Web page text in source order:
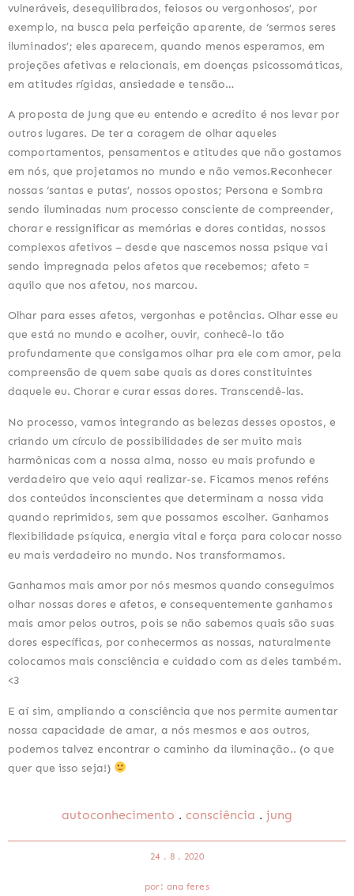
vulneráveis, desequilibrados, feiosos ou vergonhosos’, por
exemplo, na busca pela perfeição aparente, de ‘sermos seres
iluminados’; eles aparecem, quando menos esperamos, em
projeções afetivas e relacionais, em doenças psicossomáticas,
em atitudes rígidas, ansiedade e tensão…
A proposta de Jung que eu entendo e acredito é nos levar por
outros lugares. De ter a coragem de olhar aqueles
comportamentos, pensamentos e atitudes que não gostamos
em nós, que projetamos no mundo e não vemos.Reconhecer
nossas ‘santas e putas’, nossos opostos; Persona e Sombra
sendo iluminadas num processo consciente de compreender,
chorar e ressignificar as memórias e dores contidas, nossos
complexos afetivos – desde que nascemos nossa psique vai
sendo impregnada pelos afetos que recebemos; afeto =
aquilo que nos afetou, nos marcou.
Olhar para esses afetos, vergonhas e potências. Olhar esse eu
que está no mundo e acolher, ouvir, conhecê-lo tão
profundamente que consigamos olhar pra ele com amor, pela
compreensão de quem sabe quais as dores constituintes
daquele eu. Chorar e curar essas dores. Transcendê-las.
No processo, vamos integrando as belezas desses opostos, e
criando um círculo de possibilidades de ser muito mais
harmônicas com a nossa alma, nosso eu mais profundo e
verdadeiro que veio aqui realizar-se. Ficamos menos reféns
dos conteúdos inconscientes que determinam a nossa vida
quando reprimidos, sem que possamos escolher. Ganhamos
flexibilidade psíquica, energia vital e força para colocar nosso
eu mais verdadeiro no mundo. Nos transformamos.
Ganhamos mais amor por nós mesmos quando conseguimos
olhar nossas dores e afetos, e consequentemente ganhamos
mais amor pelos outros, pois se não sabemos quais são suas
dores específicas, por conhecermos as nossas, naturalmente
colocamos mais consciência e cuidado com as deles também.
<3
E aí sim, ampliando a consciência que nos permite aumentar
nossa capacidade de amar, a nós mesmos e aos outros,
podemos talvez encontrar o caminho da iluminação.. (o que
quer que isso seja!)
autoconhecimento . consciência . jung
24 . 8 . 2020
por: ana feres